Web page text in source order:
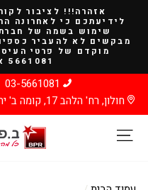
קריאה
אזהרה!!! לציבור
לידיעתכם כי לאחרונה
שימוש בשמה של
מבקשים לא להעביר
5661081 או 03-5662648
03-5661081
חולון, רח' הלהב 17, קומה ב' יחידה C-07